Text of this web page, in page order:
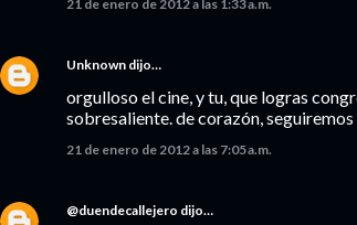
21 de enero de 2012 a las 1:33 a.m.
Unknown dijo…
orgulloso el cine, y tu, que logras
sobresaliente. de corazón,
21 de enero de 2012 a las 7:05 a.m.
@duendecallejero dijo…